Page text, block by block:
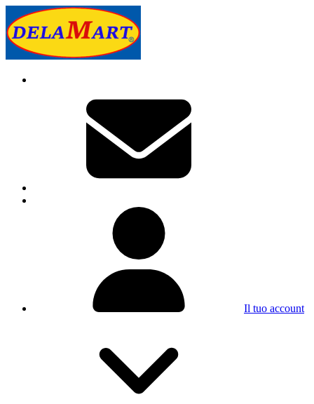
Il tuo account